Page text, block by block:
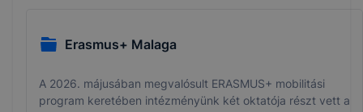
Erasmus+ Malaga
A 2026. májusában megvalósult ERASMUS+ mobilitási
program keretében intézményünk két oktatója részt vett a